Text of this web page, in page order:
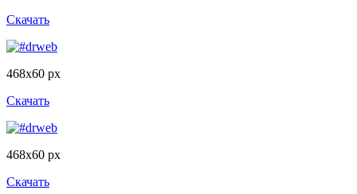
Скачать
468x60 px
Скачать
468x60 px
Скачать